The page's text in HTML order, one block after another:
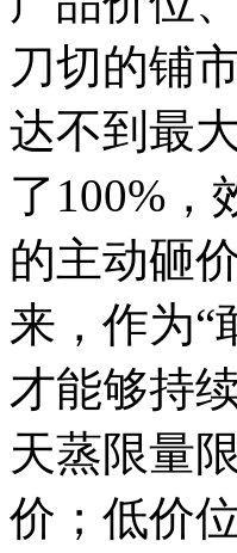
刀切的铺
达不到最
了100%，
的主动砸
来，作为“
才能够持
天蒸限量
价；低价